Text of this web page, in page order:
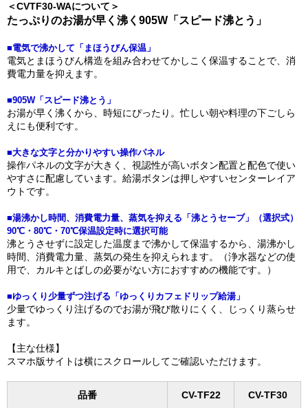
＜CVTF30-WAについて＞
たっぷりのお湯が早く沸く905W「スピード沸とう」
■電気で沸かして「まほうびん保温」
電気とまほうびん構造を組み合わせてかしこく保温することで、消
費電力量を抑えます。
■905W「スピード沸とう」
お湯が早く沸くから、時短にぴったり。忙しい朝や料理の下ごしら
えにも便利です。
■大きな文字と分かりやすい操作パネル
操作パネルの文字が大きく、視認性が高いボタン配置と配色で使い
やすさに配慮しています。給湯ボタンは押しやすいセンターレイア
ウトです。
■湯沸かし時間、消費電力量、蒸気を抑える「沸とうセーブ」（選択式）
90℃・80℃・70℃保温設定時に選択可能
沸とうさせずに設定した温度まで沸かして保温するから、湯沸かし
時間、消費電力量、蒸気の発生を抑えられます。（浄水器などの使
用で、カルキとばしの必要がない方におすすめの機能です。）
■ゆっくり少量ずつ注げる「ゆっくりカフェドリップ給湯」
少量でゆっくり注げるのでお湯が飛び散りにくく、じっくり蒸らせ
ます。
【主な仕様】
スマホ版サイトは横にスクロールしてご確認いただけます。
品番 CV-TF22 CV-TF30